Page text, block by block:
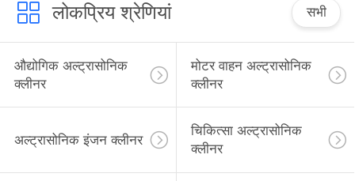
अल्ट्रासोनिक फिल्टर
सफाई मशीन
14
लोकप्रिय श्रेणियां सभी
औद्योगिक अल्ट्रासोनिक
क्लीनर
मोटर वाहन अल्ट्रासोनिक
क्लीनर
अल्ट्रासोनिक इंजन क्लीनर
चिकित्सा अल्ट्रासोनिक
क्लीनर